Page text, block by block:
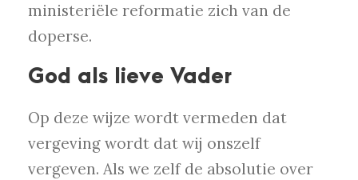
ministeriële reformatie zich van de
doperse.
God als lieve Vader
Op deze wijze wordt vermeden dat
vergeving wordt dat wij onszelf
vergeven. Als we zelf de absolutie over